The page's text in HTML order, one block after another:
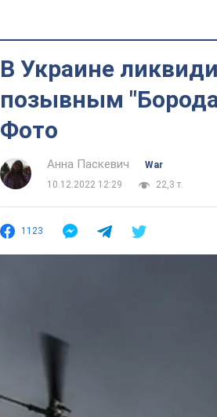
В Украине
позывным
Фото
Анна Паскевич
War
10.12.2022 12:29
22,3 т.
1123